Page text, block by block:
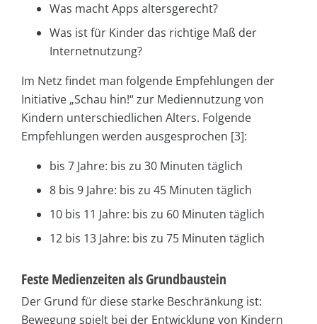
Was macht Apps altersgerecht?
Was ist für Kinder das richtige Maß der
Internetnutzung?
Im Netz findet man folgende Empfehlungen der
Initiative „Schau hin!“ zur Mediennutzung von
Kindern unterschiedlichen Alters. Folgende
Empfehlungen werden ausgesprochen [3]:
bis 7 Jahre: bis zu 30 Minuten täglich
8 bis 9 Jahre: bis zu 45 Minuten täglich
10 bis 11 Jahre: bis zu 60 Minuten täglich
12 bis 13 Jahre: bis zu 75 Minuten täglich
Feste Medienzeiten als Grundbaustein
Der Grund für diese starke Beschränkung ist:
Bewegung spielt bei der Entwicklung von Kindern